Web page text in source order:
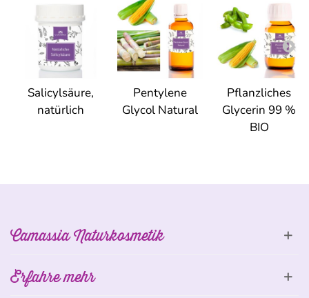
Salicylsäure,
natürlich
Pentylene
Glycol Natural
Pflanzliches
Glycerin 99 %
BIO
Camassia Naturkosmetik
Erfahre mehr